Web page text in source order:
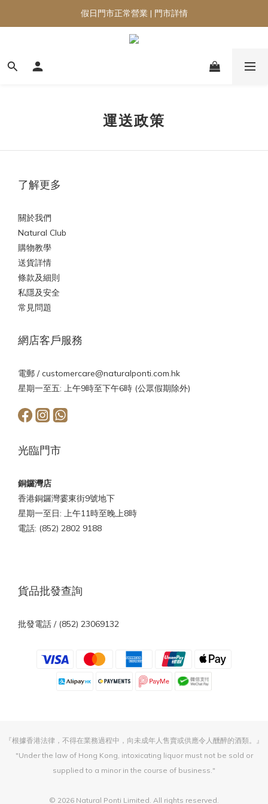
假日門市正常營業 | 門市詳情
運送政策
了解更多
關於我們
Natural Club
購物教學
送貨詳情
條款及細則
私隱及安全
常見問題
網店客戶服務
電郵 /customercare@naturalponti.com.hk
星期一至五: 上午9時至下午6時 (公眾假期除外)
光臨門市
銅鑼灣店
香港銅鑼灣霎東街9號地下
星期一至日: 上午11時至晚上8時
電話: (852) 2802 9188
貨品批發查詢
批發電話 / (852) 23069132
『根據香港法律，不得在業務過程中，向未成年人售賣或供應令人醺醉的酒類。』
"Under the law of Hong Kong, intoxicating liquor must not be sold or
supplied to a minor in the course of business."
© 2026 Natural Ponti Limited. All rights reserved.